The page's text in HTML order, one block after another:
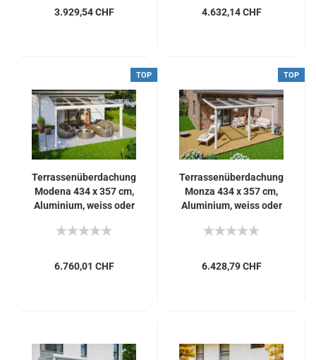
3.929,54 CHF 4.632,14 CHF
TOP
Terrassenüberdachung
Modena 434 x 357 cm,
Aluminium, weiss oder
6.760,01 CHF
TOP
Terrassenüberdachung
Monza 434 x 357 cm,
Aluminium, weiss oder
6.428,79 CHF